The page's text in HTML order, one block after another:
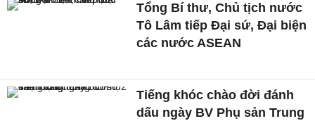
Tổng Bí thư, Chủ tịch nước
Tô Lâm tiếp Đại sứ, Đại biện
các nước ASEAN
Tiếng khóc chào đời đánh
dấu ngày BV Phụ sản Trung